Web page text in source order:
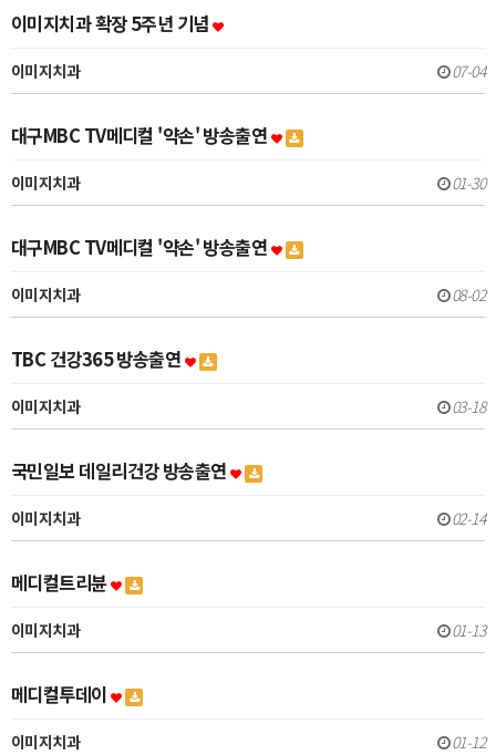
이미지치과 확장 5주년 기념
이미지치과 07-04
대구MBC TV메디컬 '약손' 방송출연
이미지치과 01-30
대구MBC TV메디컬 '약손' 방송출연
이미지치과 08-02
TBC 건강365 방송출연
이미지치과 03-18
국민일보 데일리건강 방송출연
이미지치과 02-14
메디컬트리뷴
이미지치과 01-13
메디컬투데이
이미지치과 01-12